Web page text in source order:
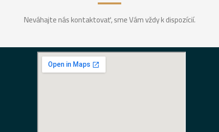
Neváhajte nás kontaktovať, sme Vám vždy k dispozícií.